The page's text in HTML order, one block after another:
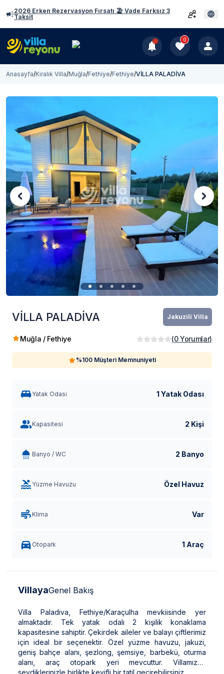
2026 Erken Rezervasyon Fırsatı 🏖️ Vade Farksız 3
Taksit
0
Anasayfa/Kiralık Villa/Muğla/Fethiye/Fethiye/VİLLA PALADİVA
VİLLA PALADİVA Jakuzili Villa
Muğla / Fethiye (0 Yorumlar)
%100 Müşteri Memnuniyeti
Yatak Odası 1 Yatak Odası
Kapasitesi 2 Kişi
Banyo / WC 2 Banyo
Yüzme Havuzu Özel Havuz
Klima Var
Otopark 1 Araç
VillayaGenel Bakış
Villa Paladiva, Fethiye/Karaçulha mevkiisinde yer
almaktadır. Tek yatak odalı 2 kişilik konaklama
kapasitesine sahiptir. Çekirdek aileler ve balayı çiftlerimiz
için ideal bir seçenektir. Özel yüzme havuzu, jakuzi,
geniş bahçe alanı, şezlong, şemsiye, barbekü, oturma
alanı, araç otopark yeri mevcuttur. Villamızda
sevdiklerinizle birlikte keyifli bir tatil geçirebilirsiniz.